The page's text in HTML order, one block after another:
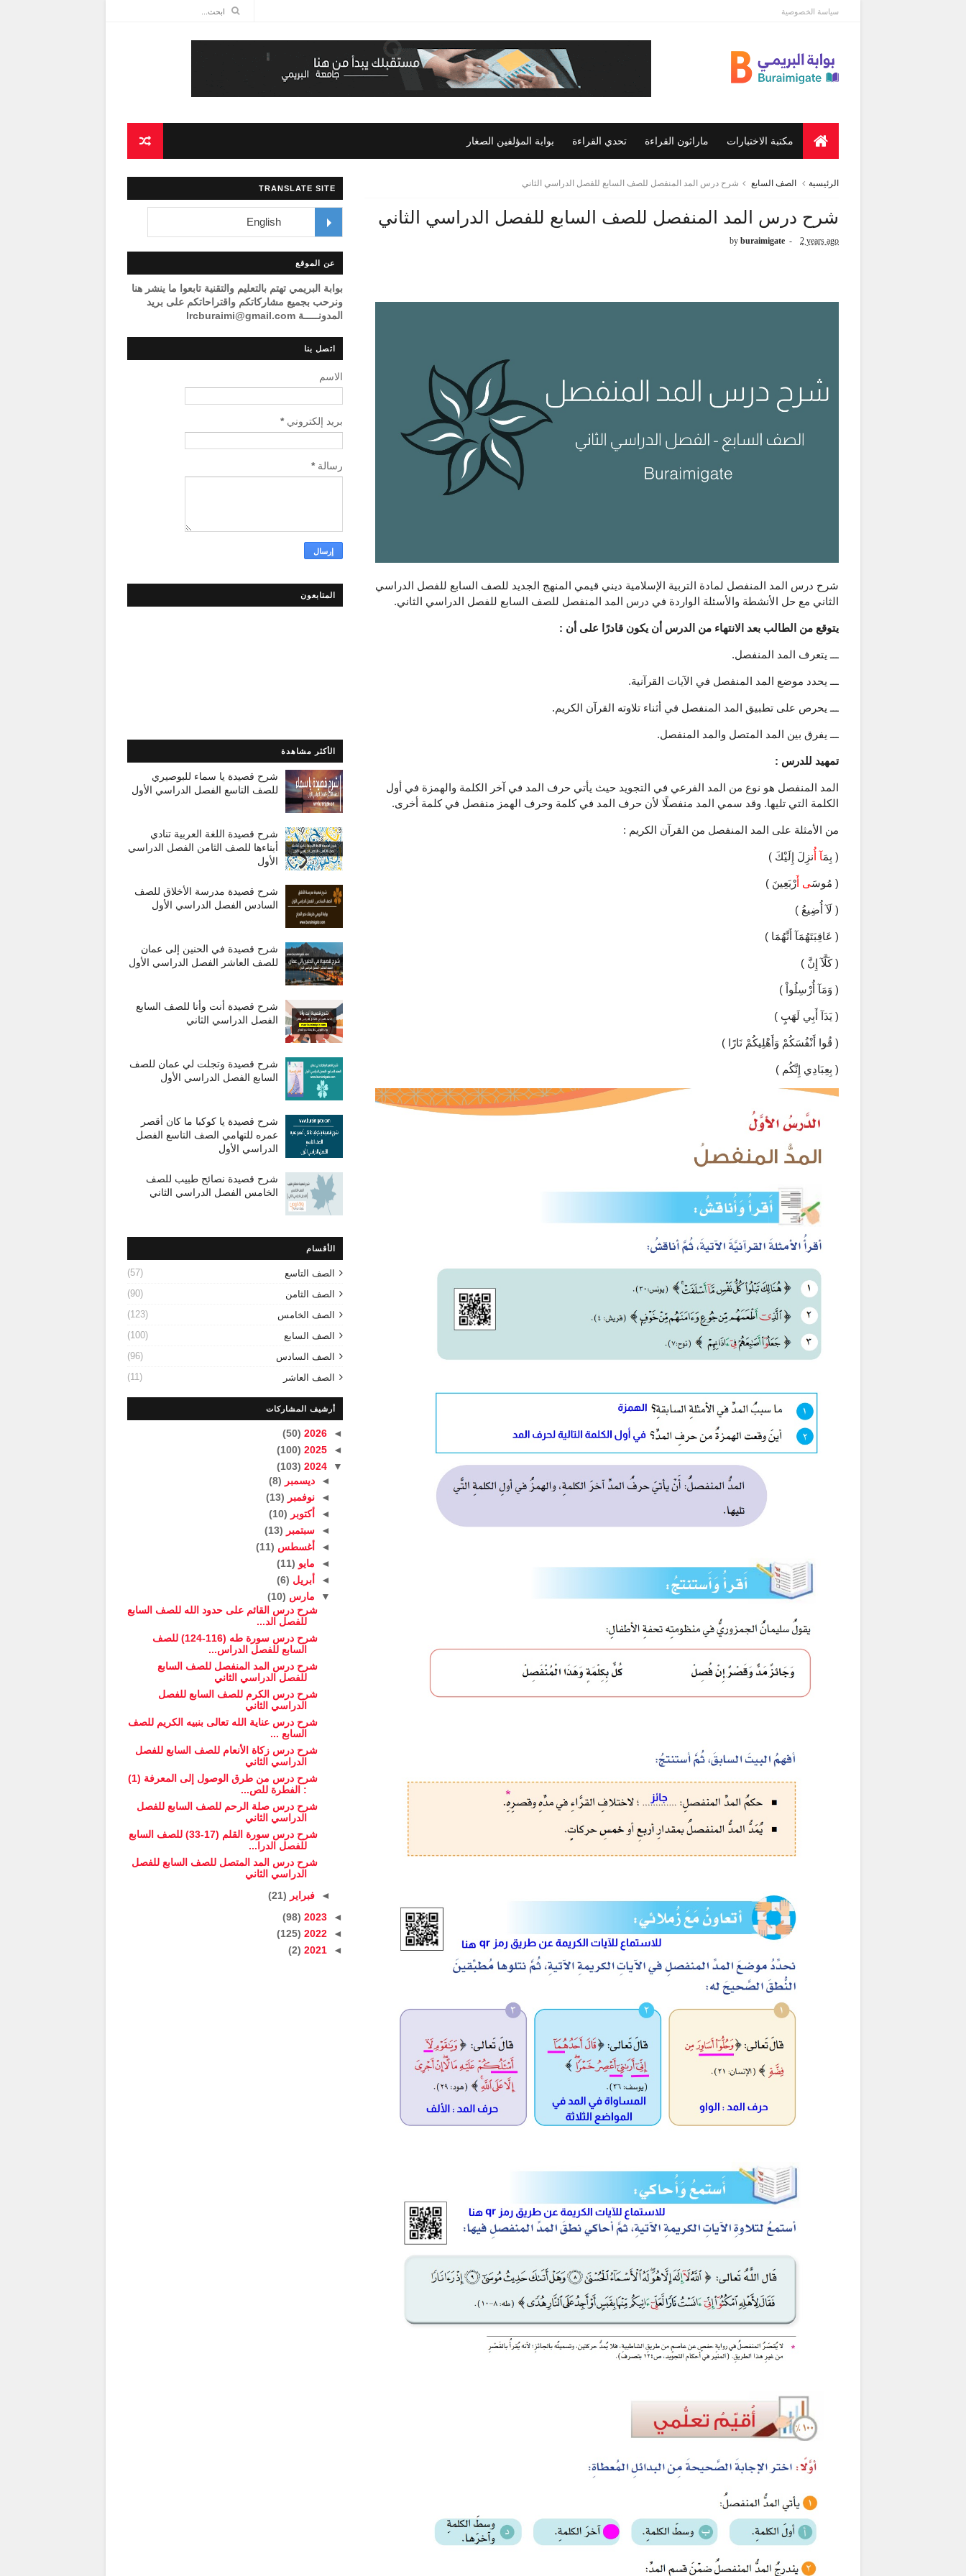
سياسة الخصوصية
مكتبة الاختبارات ماراثون القراءة تحدي القراءة بوابة المؤلفين الصغار
الرئيسية الصف السابع شرح درس المد المنفصل للصف السابع للفصل الدراسي الثاني
شرح درس المد المنفصل للصف السابع للفصل الدراسي الثاني
by buraimigate 2 years ago
شرح درس المد المنفصل لمادة التربية الإسلامية ديني قيمي المنهج الجديد للصف السابع للفصل الدراسي
الثاني مع حل الأنشطة والأسئلة الواردة في درس المد المنفصل للصف السابع للفصل الدراسي الثاني.
يتوقع من الطالب بعد الانتهاء من الدرس أن يكون قادرًا على أن :
ـــ يتعرف المد المنفصل.
ـــ يحدد موضع المد المنفصل في الآيات القرآنية.
ـــ يحرص على تطبيق المد المنفصل في أثناء تلاوته القرآن الكريم.
ـــ يفرق بين المد المتصل والمد المنفصل.
تمهيد للدرس :
المد المنفصل هو نوع من المد الفرعي في التجويد حيث يأتي حرف المد في آخر الكلمة والهمزة في أول
الكلمة التي تليها. وقد سمي المد منفصلًا لأن حرف المد في كلمة وحرف الهمز منفصل في كلمة أخرى.
من الأمثلة على المد المنفصل من القرآن الكريم :
( بِمَآ أُ نزِلَ إِلَيْكَ )
( مُوسَى أَ رْبَعِينَ )
( لَآ أُضِيعُ )
( عَاقِبَتَهُمَآ أَنَّهُمَا )
( كَلَّآ إِنَّ )
( وَمَآ أُرْسِلُواْ )
( يَدَآ أَبِي لَهَبٍ )
( قُوا أَنْفُسَكُمْ وَأَهْلِيكُمْ نَارًا )
( بِعِبَادِي إِنَّكُم )
TRANSLATE SITE
عن الموقع
بوابة البريمي تهتم بالتعليم والتقنية تابعوا ما ينشر هنا
ونرحب بجميع مشاركاتكم واقتراحاتكم على بريد
المدونـــــة lrcburaimi@gmail.com
اتصل بنا
الاسم
بريد إلكتروني*
رسالة*
المتابعون
الأكثر مشاهدة
شرح قصيدة يا سماء للبوصيري
للصف التاسع الفصل الدراسي الأول
شرح قصيدة اللغة العربية تنادي
أبناءها للصف الثامن الفصل الدراسي
الأول
شرح قصيدة مدرسة الأخلاق للصف
السادس الفصل الدراسي الأول
شرح قصيدة في الحنين إلى عمان
للصف العاشر الفصل الدراسي الأول
شرح قصيدة أنت وأنا للصف السابع
الفصل الدراسي الثاني
شرح قصيدة وتجلت لي عمان للصف
السابع الفصل الدراسي الأول
شرح قصيدة يا كوكبا ما كان أقصر
عمره للتهامي الصف التاسع الفصل
الدراسي الأول
شرح قصيدة نصائح طبيب للصف
الخامس الفصل الدراسي الثاني
الأقسام
الصف التاسع
(57)
الصف الثامن
(90)
الصف الخامس
(123)
الصف السابع
(100)
الصف السادس
(96)
الصف العاشر
(11)
أرشيف المشاركات
◄
2026
(50)
◄
2025
(100)
▼
2024
(103)
◄ ديسمبر (8)
◄ نوفمبر (13)
◄ أكتوبر (10)
◄ سبتمبر (13)
◄ أغسطس (11)
◄ مايو (11)
◄ أبريل (6)
▼ مارس (10)
شرح درس القائم على حدود الله للصف السابع
للفصل الد...
شرح درس سورة طه (116-124) للصف
السابع للفصل الدراس...
شرح درس المد المنفصل للصف السابع
للفصل الدراسي الثاني
شرح درس الكرم للصف السابع للفصل
الدراسي الثاني
شرح درس عناية الله تعالى بنبيه الكريم للصف
السابع ...
شرح درس زكاة الأنعام للصف السابع للفصل
الدراسي الثاني
شرح درس من طرق الوصول إلى المعرفة (1)
: الفطرة للص...
شرح درس صلة الرحم للصف السابع للفصل
الدراسي الثاني
شرح درس سورة القلم (17-33) للصف السابع
للفصل الدرا...
شرح درس المد المتصل للصف السابع للفصل
الدراسي الثاني
◄ فبراير (21)
◄
2023
(98)
◄
2022
(125)
◄
2021
(2)